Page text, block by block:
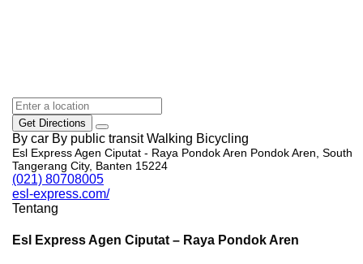
Get Directions
By car By public transit Walking Bicycling
Esl Express Agen Ciputat - Raya Pondok Aren Pondok Aren, South
Tangerang City, Banten 15224
(021) 80708005
esl-express.com/
Tentang
Esl Express Agen Ciputat – Raya Pondok Aren